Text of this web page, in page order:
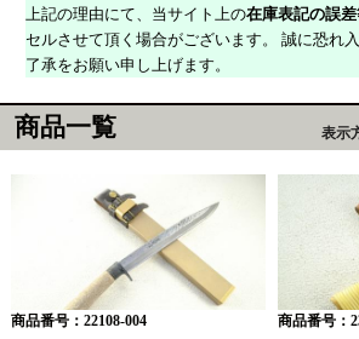
上記の理由にて、当サイト上の在庫表記の誤
セルさせて頂く場合がございます。 誠に恐れ
了承をお願い申し上げます。
商品一覧 表示
商品番号：22108-004 商品番号：